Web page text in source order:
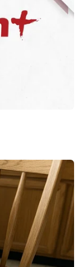
đơn vị sản
quyền tự
phim.
họ sẽ phải
quen với
vào tâm
điểm.